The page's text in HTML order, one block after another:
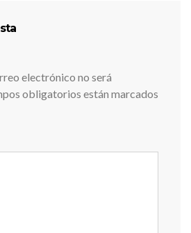
electrónico no será
obligatorios están marcados